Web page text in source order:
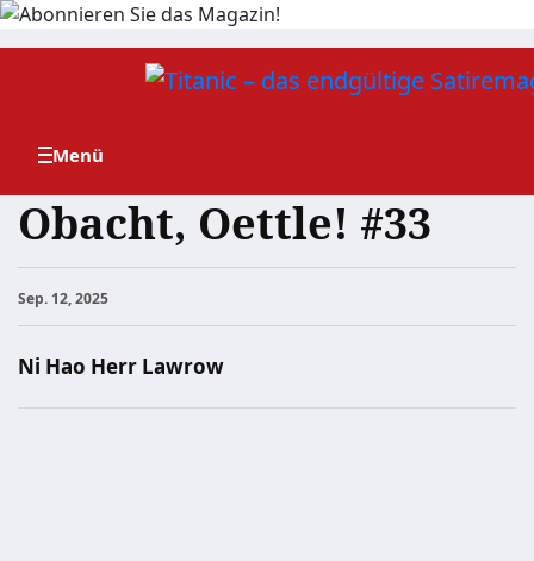
Zum
Obacht, Oettle! #33
Sep. 12, 2025
Ni Hao Herr Lawrow